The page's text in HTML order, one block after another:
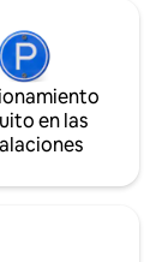
en las